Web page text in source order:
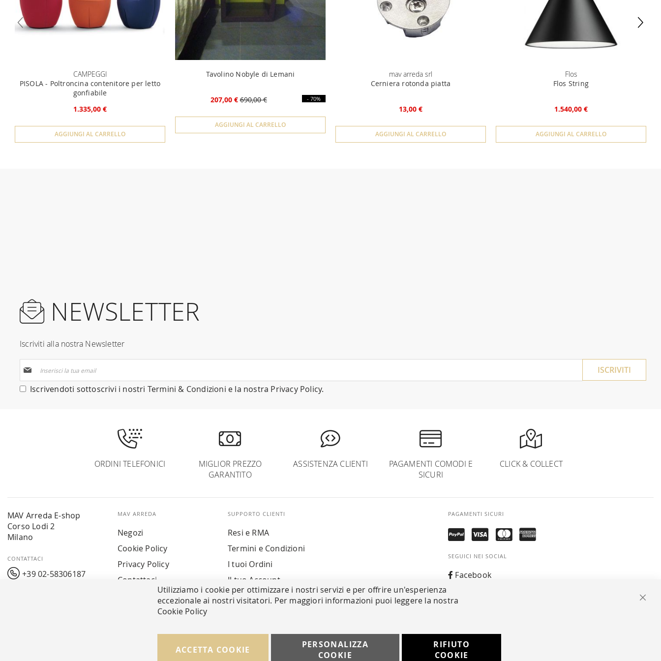
CAMPEGGI
PISOLA - Poltroncina contenitore per letto
gonfiabile
1.335,00 €
AGGIUNGI AL CARRELLO
Tavolino Nobyle di Lemani
207,00 € 690,00 € - 70%
AGGIUNGI AL CARRELLO
mav arreda srl
Cerniera rotonda piatta
13,00 €
AGGIUNGI AL CARRELLO
Flos
Flos String
1.540,00 €
AGGIUNGI AL CARRELLO
NEWSLETTER
Iscriviti alla nostra Newsletter
alla
nostra
Iscrivendoti sottoscrivi i nostri Termini & Condizioni e la nostra Privacy Policy.
ISCRIVITI
ORDINI TELEFONICI
MIGLIOR PREZZO
GARANTITO
ASSISTENZA CLIENTI
PAGAMENTI COMODI E
SICURI
CLICK & COLLECT
MAV Arreda E-shop
Corso Lodi 2
Milano
CONTATTACI
+39 02-58306187
MAV ARREDA
Negozi
Cookie Policy
Privacy Policy
Contattaci
SUPPORTO CLIENTI
Resi e RMA
Termini e Condizioni
I tuoi Ordini
Il tuo Account
PAGAMENTI SICURI
SEGUICI NEI SOCIAL
Facebook
Whatsapp
© Copyright MAV Arreda s.r.l. | P.IVA IT05919160969
Utilizziamo i cookie per ottimizzare i nostri servizi e per offrire un'esperienza
eccezionale ai nostri visitatori. Per maggiori informazioni puoi leggere la nostra
Cookie Policy
ACCETTA COOKIE
PERSONALIZZA
COOKIE
RIFIUTO
COOKIE